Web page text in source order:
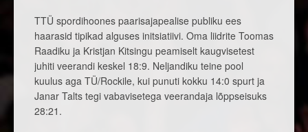
TTÜ spordihoones paarisajapealise publiku ees
haarasid tipikad alguses initsiatiivi. Oma liidrite Toomas
Raadiku ja Kristjan Kitsingu peamiselt kaugvisetest
juhiti veerandi keskel 18:9. Neljandiku teine pool
kuulus aga TÜ/Rockile, kui punuti kokku 14:0 spurt ja
Janar Talts tegi vabavisetega veerandaja lõppseisuks
28:21.